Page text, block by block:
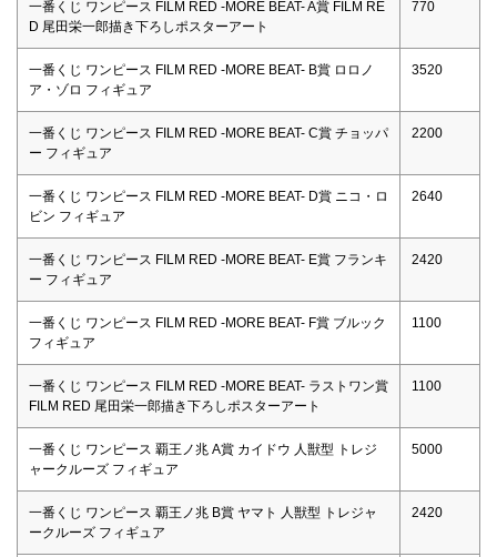
一番くじ ワンピース FILM RED -MORE BEAT- A賞 FILM RE
D 尾田栄一郎描き下ろしポスターアート
770
一番くじ ワンピース FILM RED -MORE BEAT- B賞 ロロノ
ア・ゾロ フィギュア
3520
一番くじ ワンピース FILM RED -MORE BEAT- C賞 チョッパ
ー フィギュア
2200
一番くじ ワンピース FILM RED -MORE BEAT- D賞 ニコ・ロ
ビン フィギュア
2640
一番くじ ワンピース FILM RED -MORE BEAT- E賞 フランキ
ー フィギュア
2420
一番くじ ワンピース FILM RED -MORE BEAT- F賞 ブルック
フィギュア
1100
一番くじ ワンピース FILM RED -MORE BEAT- ラストワン賞
FILM RED 尾田栄一郎描き下ろしポスターアート
1100
一番くじ ワンピース 覇王ノ兆 A賞 カイドウ 人獣型 トレジ
ャークルーズ フィギュア
5000
一番くじ ワンピース 覇王ノ兆 B賞 ヤマト 人獣型 トレジャ
ークルーズ フィギュア
2420